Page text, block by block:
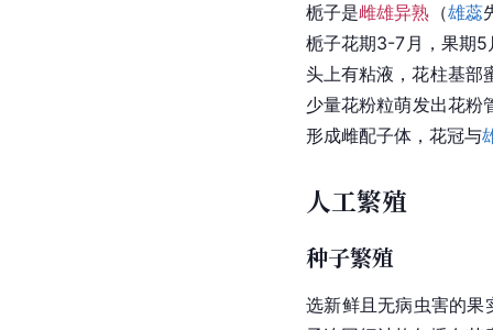
栀子是雌雄异熟 （雄蕊
栀子花期3-7月，果期5
头上有粘液，花柱基部
少量花粉粒萌发出花粉
形成雌配子体，花冠与
人工繁殖
种子繁殖
选新鲜且无病虫害的